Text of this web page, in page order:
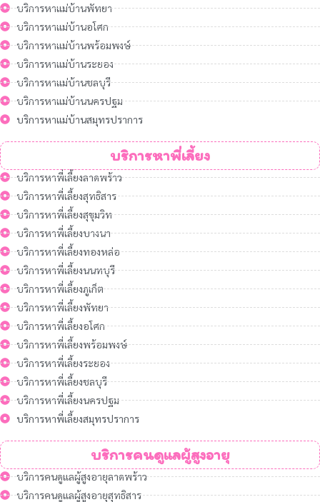
บริการหาแม่บ้านพัทยา
บริการหาแม่บ้านอโศก
บริการหาแม่บ้านพร้อมพงษ์
บริการหาแม่บ้านระยอง
บริการหาแม่บ้านชลบุรี
บริการหาแม่บ้านนครปฐม
บริการหาแม่บ้านสมุทรปราการ
บริการหาพี่เลี้ยง
บริการหาพี่เลี้ยงลาดพร้าว
บริการหาพี่เลี้ยงสุทธิสาร
บริการหาพี่เลี้ยงสุขุมวิท
บริการหาพี่เลี้ยงบางนา
บริการหาพี่เลี้ยงทองหล่อ
บริการหาพี่เลี้ยงนนทบุรี
บริการหาพี่เลี้ยงภูเก็ต
บริการหาพี่เลี้ยงพัทยา
บริการหาพี่เลี้ยงอโศก
บริการหาพี่เลี้ยงพร้อมพงษ์
บริการหาพี่เลี้ยงระยอง
บริการหาพี่เลี้ยงชลบุรี
บริการหาพี่เลี้ยงนครปฐม
บริการหาพี่เลี้ยงสมุทรปราการ
บริการคนดูแลผู้สูงอายุ
บริการคนดูแลผู้สูงอายุลาดพร้าว
บริการคนดูแลผู้สูงอายุสุทธิสาร